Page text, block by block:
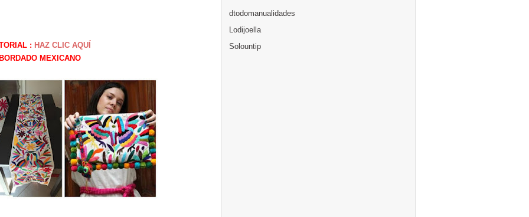
: HAZ CLIC AQUÍ
BORDADO MEXICANO
dtodomanualidades
Lodijoella
Solountip